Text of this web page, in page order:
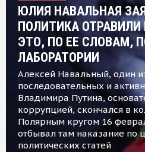
ЮЛИЯ НАВАЛЬНАЯ
ПОЛИТИКА
ЭТО, ПО ЕЕ СЛОВАМ,
ЛАБОРАТОРИИ
Алексей Навальный, один
последовательных и
Владимира Путина,
коррупцией, скончался в
Полярным кругом 16
отбывал там наказание по
политических статей